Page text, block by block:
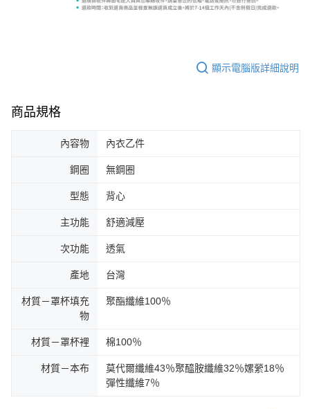
顯示電腦版詳細說明
商品規格
內容物 內衣乙件
鋼圈 無鋼圈
型態 背心
主功能 舒適減壓
次功能 透氣
產地 台灣
材質－罩杯填充
物
聚酯纖維100％
材質－罩杯裡 棉100％
材質－本布
莫代爾纖維43％聚醯胺纖維32％嫘縈18％
彈性纖維7％